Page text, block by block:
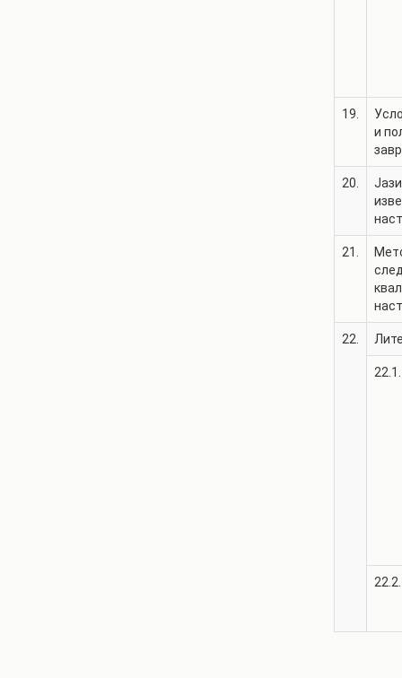
19.
и
20.
21.
22.
22.1.
22.2.